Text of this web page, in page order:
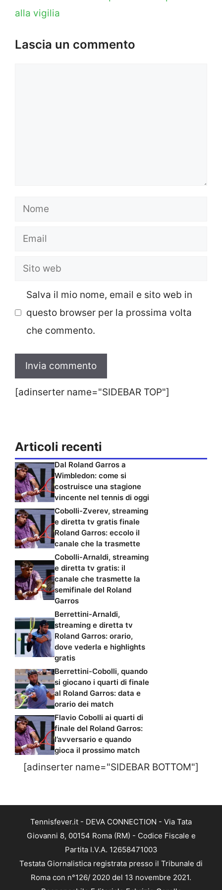
alla vigilia
Lascia un commento
Nome
Email
Sito
Salva il mio nome, email e sito web in
questo browser per la prossima volta
che commento.
[adinserter name="SIDEBAR TOP"]
Articoli recenti
Dal Roland Garros a
Wimbledon: come si
costruisce una stagione
vincente nel tennis di oggi
Cobolli-Zverev, streaming
e diretta tv gratis finale
Roland Garros: eccolo il
canale che la trasmette
Cobolli-Arnaldi, streaming
e diretta tv gratis: il
canale che trasmette la
semifinale del Roland
Garros
Berrettini-Arnaldi,
streaming e diretta tv
Roland Garros: orario,
dove vederla e highlights
gratis
Berrettini-Cobolli, quando
si giocano i quarti di finale
al Roland Garros: data e
orario dei match
Flavio Cobolli ai quarti di
finale del Roland Garros:
l’avversario e quando
gioca il prossimo match
[adinserter name="SIDEBAR BOTTOM"]
Tennisfever.it - DEVA CONNECTION - Via Tata
Giovanni 8, 00154 Roma (RM) - Codice Fiscale e
Partita I.V.A. 12658471003
Testata Giornalistica registrata presso il Tribunale di
Roma con n°126/ 2020 del 13 novembre 2021.